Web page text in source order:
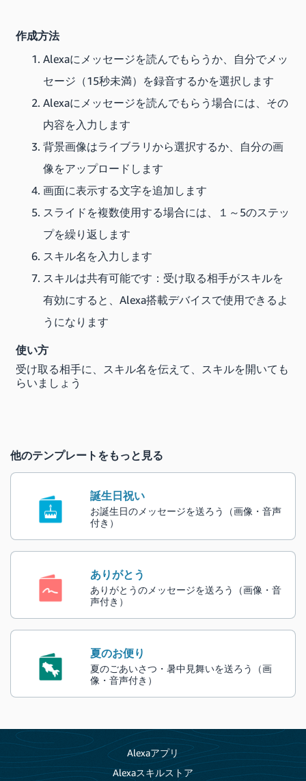
作成方法
Alexaにメッセージを読んでもらうか、自分でメッ
セージ（15秒未満）を録音するかを選択します
Alexaにメッセージを読んでもらう場合には、その
内容を入力します
背景画像はライブラリから選択するか、自分の画
像をアップロードします
画面に表示する文字を追加します
スライドを複数使用する場合には、１～5のステッ
プを繰り返します
スキル名を入力します
スキルは共有可能です：受け取る相手がスキルを
有効にすると、Alexa搭載デバイスで使用できるよ
うになります
使い方
受け取る相手に、スキル名を伝えて、スキルを開いても
らいましょう
他のテンプレートをもっと見る
誕生日祝い
お誕生日のメッセージを送ろう（画像・音声
付き）
ありがとう
ありがとうのメッセージを送ろう（画像・音
声付き）
夏のお便り
夏のごあいさつ・暑中見舞いを送ろう（画
像・音声付き）
Alexaアプリ
Alexaスキルストア